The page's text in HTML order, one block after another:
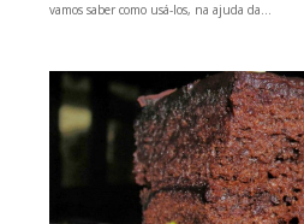
vamos saber como usá-los, na ajuda da...